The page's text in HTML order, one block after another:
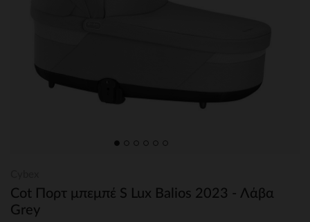
Cot Πορτ μπεμπέ S Lux Balios 2023 - Λάβα
Grey